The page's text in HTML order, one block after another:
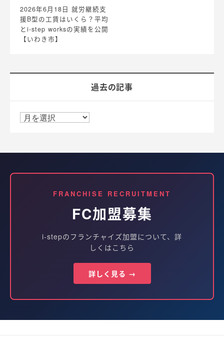
2026年6月18日 就労継続支
援B型の工賃はいくら？平均
とi-step worksの実績を公開
【いわき市】
過去の記事
FRANCHISE RECRUITMENT
FC加盟募集
i-stepのフランチャイズ加盟について、詳
しくはこちら
詳しく見る →